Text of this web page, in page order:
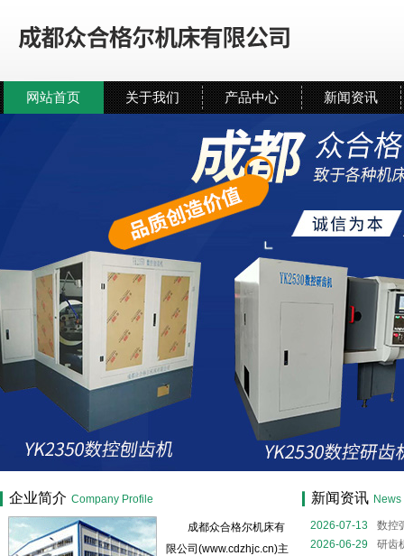
成都众合格尔机床有限公司
网站首页 关于我们 产品中心 新闻资讯
企业简介 Company Profile
成都众合格尔机床有
限公司(www.cdzhjc.cn)主
新闻资讯 News
2026-07-13
数控
磨核心装备解析
2026-06-29
研齿